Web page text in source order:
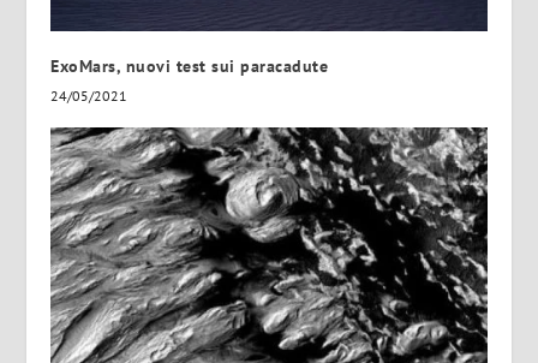
ExoMars, nuovi test sui paracadute
24/05/2021